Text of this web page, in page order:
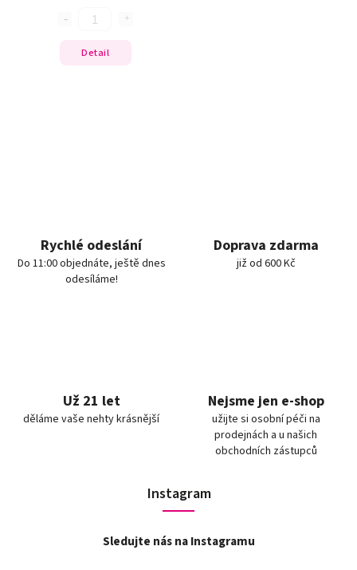
Detail
Rychlé odeslání
Do 11:00 objednáte, ještě dnes
odesíláme!
Doprava zdarma
již od 600 Kč
Už 21 let
děláme vaše nehty krásnější
Nejsme jen e-shop
užijte si osobní péči na
prodejnách a u našich
obchodních zástupců
Instagram
Sledujte nás na Instagramu